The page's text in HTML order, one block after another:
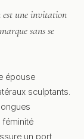
une invitation
sans se
épouse
sculptants.
un port